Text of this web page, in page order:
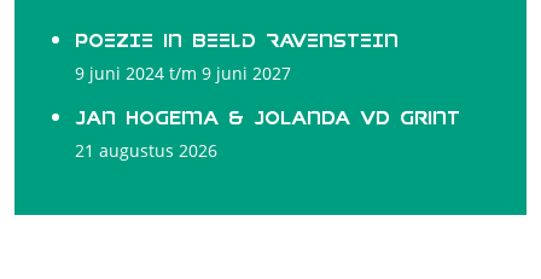
POEZIE in BEELD RAVENSTEIN
9 juni 2024 t/m 9 juni 2027
Jan Hogema & Jolanda vd Grint
21 augustus 2026